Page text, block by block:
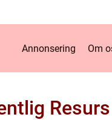
Annonsering Om